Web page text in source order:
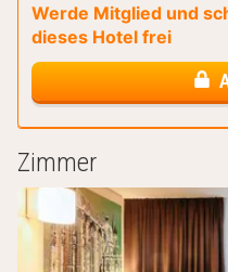
Werde Mitglied und
dieses Hotel frei
Zimmer